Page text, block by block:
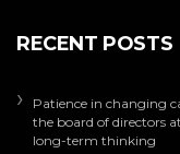
RECENT POSTS
Patience in changing
the board of directors
long-term thinking